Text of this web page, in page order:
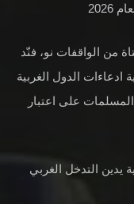
من 1700 امرأة وفتاة من الواقفات نو، فنّد
ادعاءات الدول الغربية
على اعتبار
يدين التدخل الغربي